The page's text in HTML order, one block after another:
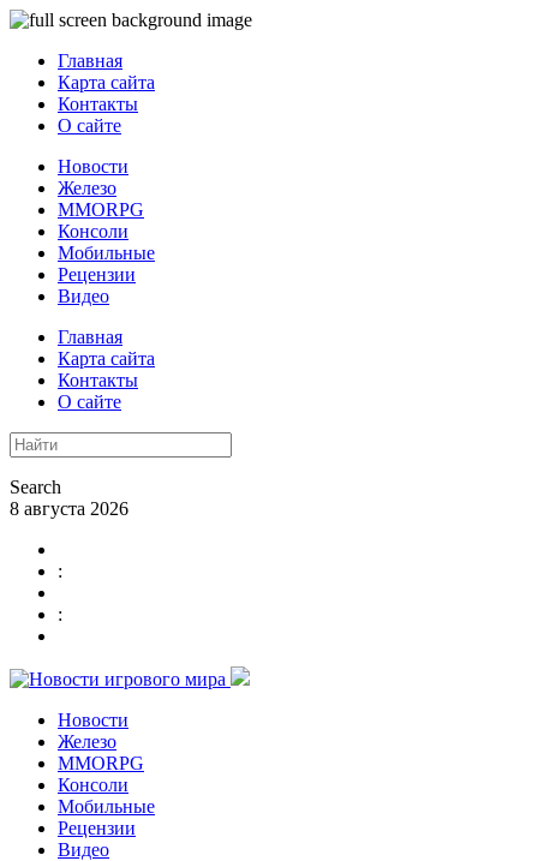
Главная
Карта сайта
Контакты
О сайте
Новости
Железо
MMORPG
Консоли
Мобильные
Рецензии
Видео
Главная
Карта сайта
Контакты
О сайте
Search
8 августа 2026
:
:
Новости
Железо
MMORPG
Консоли
Мобильные
Рецензии
Видео